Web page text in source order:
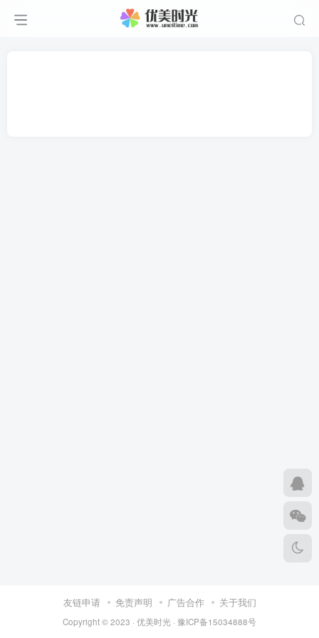
友链申请 免责声明 广告合作 关于我们
Copyright © 2023 · 优美时光 · 豫ICP备15034888号